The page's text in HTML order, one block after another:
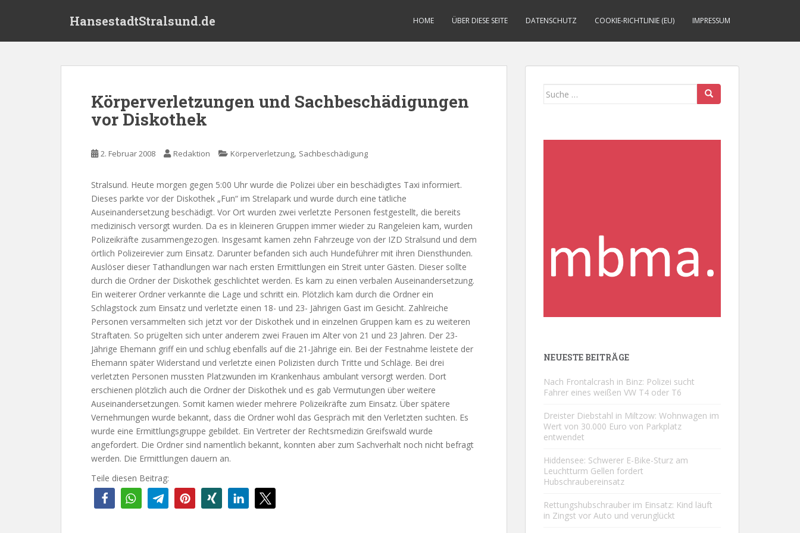
HansestadtStralsund.de HOME ÜBER DIESE SEITE DATENSCHUTZ COOKIE-RICHTLINIE (EU) IMPRESSUM
Körperverletzungen und Sachbeschädigungen
vor Diskothek
2. Februar 2008 Redaktion Körperverletzung, Sachbeschädigung
Stralsund. Heute morgen gegen 5:00 Uhr wurde die Polizei über ein beschädigtes Taxi informiert.
Dieses parkte vor der Diskothek „Fun“ im Strelapark und wurde durch eine tätliche
Auseinandersetzung beschädigt. Vor Ort wurden zwei verletzte Personen festgestellt, die bereits
medizinisch versorgt wurden. Da es in kleineren Gruppen immer wieder zu Rangeleien kam, wurden
Polizeikräfte zusammengezogen. Insgesamt kamen zehn Fahrzeuge von der IZD Stralsund und dem
örtlich Polizeirevier zum Einsatz. Darunter befanden sich auch Hundeführer mit ihren Diensthunden.
Auslöser dieser Tathandlungen war nach ersten Ermittlungen ein Streit unter Gästen. Dieser sollte
durch die Ordner der Diskothek geschlichtet werden. Es kam zu einen verbalen Auseinandersetzung.
Ein weiterer Ordner verkannte die Lage und schritt ein. Plötzlich kam durch die Ordner ein
Schlagstock zum Einsatz und verletzte einen 18- und 23- Jährigen Gast im Gesicht. Zahlreiche
Personen versammelten sich jetzt vor der Diskothek und in einzelnen Gruppen kam es zu weiteren
Straftaten. So prügelten sich unter anderem zwei Frauen im Alter von 21 und 23 Jahren. Der 23-
Jährige Ehemann griff ein und schlug ebenfalls auf die 21-Jährige ein. Bei der Festnahme leistete der
Ehemann später Widerstand und verletzte einen Polizisten durch Tritte und Schläge. Bei drei
verletzten Personen mussten Platzwunden im Krankenhaus ambulant versorgt werden. Dort
erschienen plötzlich auch die Ordner der Diskothek und es gab Vermutungen über weitere
Auseinandersetzungen. Somit kamen wieder mehrere Polizeikräfte zum Einsatz. Über spätere
Vernehmungen wurde bekannt, dass die Ordner wohl das Gespräch mit den Verletzten suchten. Es
wurde eine Ermittlungsgruppe gebildet. Ein Vertreter der Rechtsmedizin Greifswald wurde
angefordert. Die Ordner sind namentlich bekannt, konnten aber zum Sachverhalt noch nicht befragt
werden. Die Ermittlungen dauern an.
Teile diesen Beitrag:
Suche
NEUESTE BEITRÄGE
Nach Frontalcrash in Binz: Polizei sucht
Fahrer eines weißen VW T4 oder T6
Dreister Diebstahl in Miltzow: Wohnwagen im
Wert von 30.000 Euro von Parkplatz
entwendet
Hiddensee: Schwerer E-Bike-Sturz am
Leuchtturm Gellen fordert
Hubschraubereinsatz
Rettungshubschrauber im Einsatz: Kind läuft
in Zingst vor Auto und verunglückt